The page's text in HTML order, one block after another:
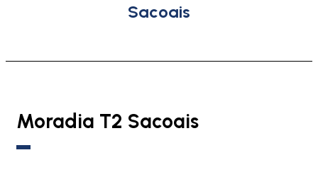
Sacoais
Moradia T2 Sacoais